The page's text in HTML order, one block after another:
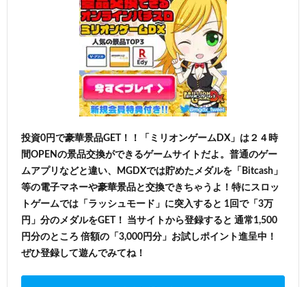
投資0円で豪華景品GET！！「ミリオンゲームDX」は２４時
間OPENの景品交換ができるゲームサイトだよ。普通のゲー
ムアプリなどと違い、MGDXでは貯めたメダルを「Bitcash」
等の電子マネーや豪華景品と交換できちゃうよ！特にスロッ
トゲームでは「ラッシュモード」に突入すると 1回で「3万
円」分のメダルをGET！ 当サイトから登録すると 通常1,500
円分のところ 倍額の「3,000円分」お試しポイント進呈中！
ぜひ登録して遊んでみてね！